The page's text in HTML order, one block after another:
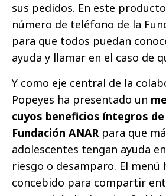
sus pedidos. En este
número de teléfono de la
para que todos puedan
ayuda y llamar en el caso de
Y como eje central de la
Popeyes ha presentado un
cuyos beneficios íntegros
Fundación ANAR para que
adolescentes tengan ayuda
riesgo o desamparo. El menú
concebido para compartir